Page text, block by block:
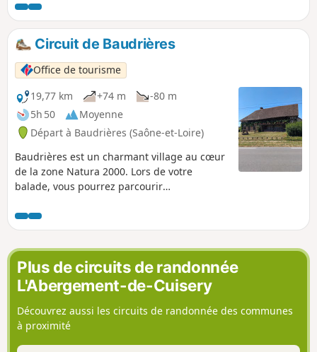
Circuit de Baudrières
Office de tourisme
19,77 km
+74 m
-80 m
5h 50
Moyenne
Départ à Baudrières (Saône-et-Loire)
Baudrières est un charmant village au cœur
de la zone Natura 2000. Lors de votre
balade, vous pourrez parcourir
prés, ruisseaux et étangs et vous trouverez
plusieurs belles maisons bressanes dont la
"Maison Forte", au hameau de Tenarre. Vous
pourrez admirer l'église du XIe siècle, avec
son clocher en pierre mais également faire
une halte sur le site de la Verne, plan d'eau
aménagé pour la pêche et les loisirs.
Plus de circuits de randonnée
L'Abergement-de-Cuisery
Découvrez aussi les circuits de randonnée des communes
à proximité